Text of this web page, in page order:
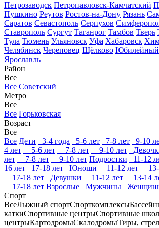
Петрозаводск Петропавловск-Камчатский
Пушкино Реутов Ростов-на-Дону Рязань
Саратов Севастополь Серпухов
Ставрополь Сургут Таганрог Тамбов Тверь
Тула Тюмень Ульяновск Уфа Хабаровск
Челябинск Череповец Щёлково Юбилейный
Ярославль
Район
Все
Все Советский
Метро
Все
Все Горьковская
Возраст
Все
Все Дети 3-4 года 5-6 лет 7-8 лет 9-10
4 лет
5-6 лет 7-8 лет 9-10 лет
лет
7-8 лет 9-10 лет Подростки 11-12
16 лет
17-18 лет Юноши 11-12 лет 13-
17-18 лет
Девушки 11-12 лет 13-14
17-18 лет Взрослые Мужчины
Спорт
ВсеЛыжный спортСпорткомплексы
каткиСпортивные центрыСпортивные
центрыКартодромыСкалодромыТиры,